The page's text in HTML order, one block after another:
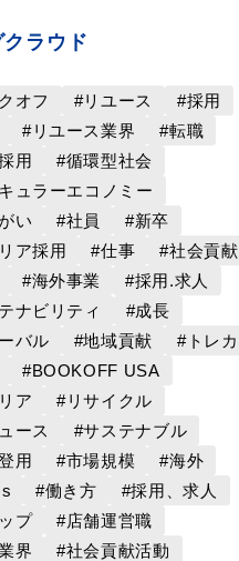
クラウド
オフ #リユース
#採用
#リユース業界
#転職
用
#循環型社会
ュラーエコノミー
い
#社員
#新卒
ア採用
#仕事
#社会貢献
#海外事業
#採用.求人
ナビリティ
#成長
バル
#地域貢献
#トレカ
#BOOKOFF USA
ア
#リサイクル
ース
#サステナブル
用
#市場規模
#海外
#働き方
#採用、求人
プ
#店舗運営職
界
#社会貢献活動